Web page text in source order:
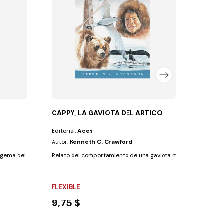
del pensamiento que da a conocer la voluntad...
CAPPY, LA GAVIOTA DEL ARTICO
Editorial:Aces
Autor: Kenneth C. Crawford
Relato del comportamiento de una gaviota migratoria
FLEXIBLE
9,75 $